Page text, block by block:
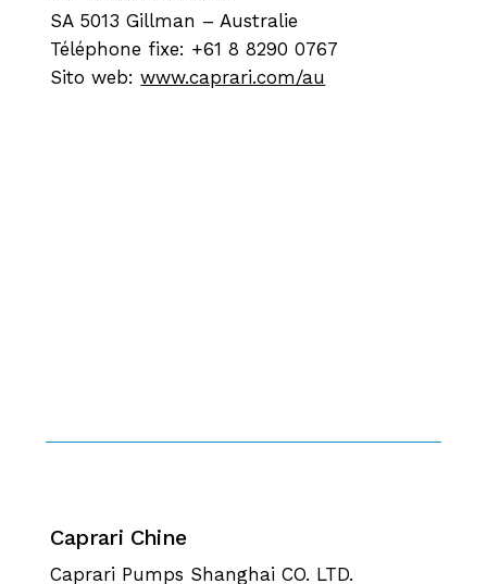
SA 5013 Gillman – Australie
Téléphone fixe: +61 8 8290 0767
Sito web:www.caprari.com/au
Caprari Chine
Caprari Pumps Shanghai CO. LTD.